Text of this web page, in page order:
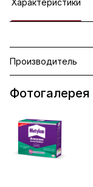
Характеристики
Производитель
Фотогалерея